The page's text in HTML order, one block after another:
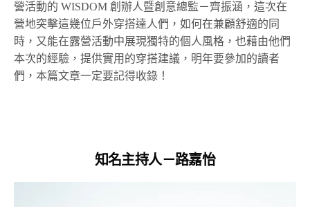
營活動的 WISDOM 創辦人暨創意總監－齊振涵，這次在
營地突擊這幾位戶外穿搭達人們，如何在兼顧舒適的同
時，又能在露營活動中展現獨特的個人風格，也藉由他們
本次的經驗，提供實用的穿搭建議，明年要參加的讀者
們，本篇文章一定要記得收錄！
知名主持人－路嘉怡